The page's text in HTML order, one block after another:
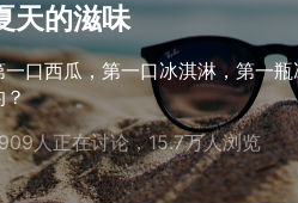
天的滋味
一口西瓜，第一口冰淇淋，第一
？
人正在讨论，15.7万人浏览